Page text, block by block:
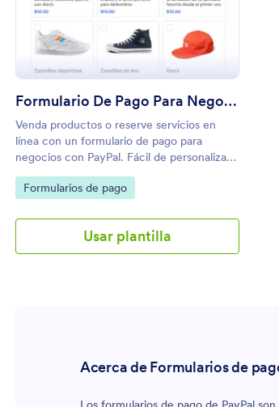
Formulario De Pago Para Negocios Con PayPal
Venda productos o reserve servicios en
línea con un formulario de pago para
negocios con PayPal. Fácil de personalizar
e integrar en su sitio web. ¡Cobre los pagos
sin comisiones adicionales por transacción!
Go to Category:
Formularios de pago
Usar plantilla
Acerca de Formularios de